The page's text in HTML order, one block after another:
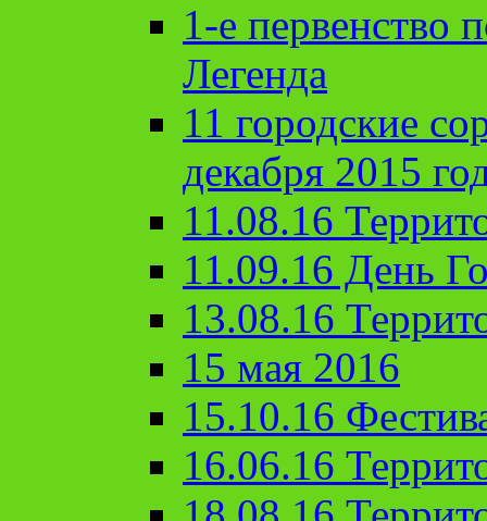
1-е первенство
Легенда
11 городские
декабря 2015
11.08.16
11.09.16 День
13.08.16
15 мая 2016
15.10.16
16.06.16